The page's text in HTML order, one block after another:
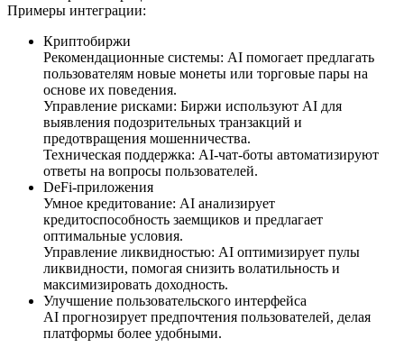
Примеры интеграции:
Криптобиржи
Рекомендационные системы: AI помогает предлагать
пользователям новые монеты или торговые пары на
основе их поведения.
Управление рисками: Биржи используют AI для
выявления подозрительных транзакций и
предотвращения мошенничества.
Техническая поддержка: AI-чат-боты автоматизируют
ответы на вопросы пользователей.
DeFi-приложения
Умное кредитование: AI анализирует
кредитоспособность заемщиков и предлагает
оптимальные условия.
Управление ликвидностью: AI оптимизирует пулы
ликвидности, помогая снизить волатильность и
максимизировать доходность.
Улучшение пользовательского интерфейса
AI прогнозирует предпочтения пользователей, делая
платформы более удобными.